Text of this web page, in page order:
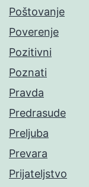
Poštovanje
Poverenje
Pozitivni
Poznati
Pravda
Predrasude
Preljuba
Prevara
Prijateljstvo